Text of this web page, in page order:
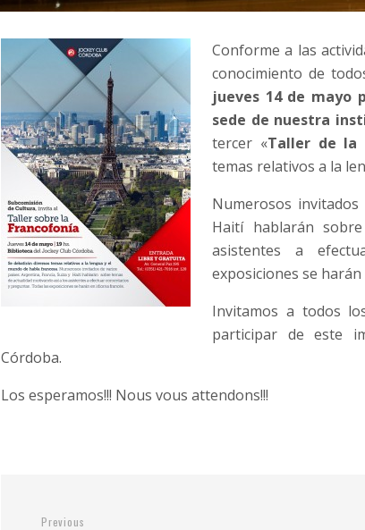
Conforme a las
conocimiento de
jueves 14 de mayo
sede de nuestra
tercer «Taller de la
temas relativos a la
Numerosos
Haití hablarán
asistentes a
exposiciones se
Invitamos a todos
participar de este
Córdoba.
Los esperamos!!! Nous vous attendons!!!
Previous